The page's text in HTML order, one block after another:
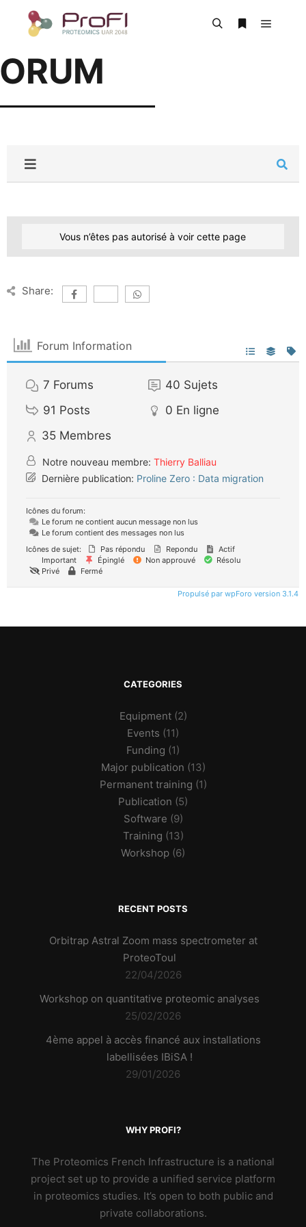
Vous n’êtes pas autorisé à voir cette page
Share:
Forum Information
7 Forums 40 Sujets
91 Posts 0 En ligne
35 Membres
Notre nouveau membre: Thierry Balliau
Dernière publication: Proline Zero : Data migration
Icônes du forum:
Le forum ne contient aucun message non lus
Le forum contient des messages non lus
Icônes de sujet:
Pas répondu Repondu
Actif
Important
Épinglé Non approuvé
Résolu
Privé
Fermé
Propulsé par wpForo version 3.1.4
CATEGORIES
Equipment(2)
Events (11)
Funding (1)
Major publication (13)
Permanent training (1)
Publication (5)
Software (9)
Training (13)
Workshop (6)
RECENT POSTS
Orbitrap Astral Zoom mass spectrometer at
ProteoToul
22/04/2026
Workshop on quantitative proteomic analyses
25/02/2026
4ème appel à accès financé aux installations
labellisées IBiSA !
29/01/2026
WHY PROFI?
The Proteomics French Infrastructure is a national
project set up to provide a unified service platform
in proteomics studies. It’s open to both public and
private collaborations.